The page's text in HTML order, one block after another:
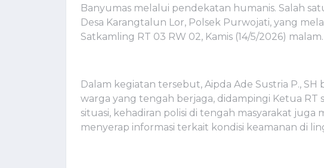
Banyumas melalui pendekatan humanis. Salah
Desa Karangtalun Lor, Polsek Purwojati, yang
Satkamling RT 03 RW 02, Kamis (14/5/2026) malam.
Dalam kegiatan tersebut, Aipda Ade Sustria P.,
warga yang tengah berjaga, didampingi Ketua RT
situasi, kehadiran polisi di tengah masyarakat
menyerap informasi terkait kondisi keamanan di